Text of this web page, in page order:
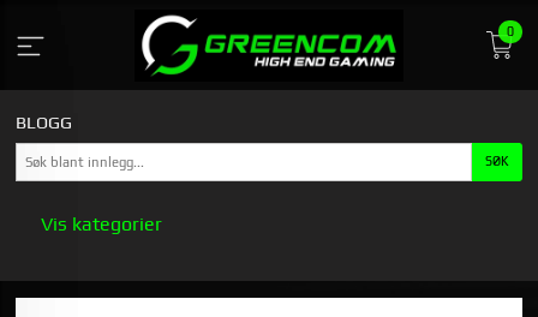
innholdet
0
BLOGG
Vis kategorier